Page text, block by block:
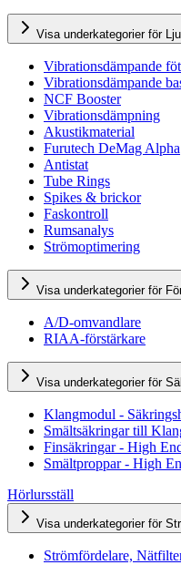
Visa underkategorier för
Vibrationsdämpande
Vibrationsdämpande
NCF Booster
Vibrationsdämpning
Akustikmaterial
Furutech DeMag Alpha
Antistat
Tube Rings
Spikes & brickor
Faskontroll
Rumsanalys
Strömoptimering
Visa underkategorier för
A/D-omvandlare
RIAA-förstärkare
Visa underkategorier för
Klangmodul -
Smältsäkringar till
Finsäkringar - High
Smältproppar - High
Hörlursställ
Visa underkategorier för
Strömfördelare,